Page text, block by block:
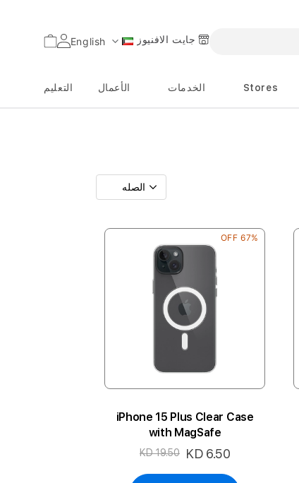
اللغة English جايت الافنيوز السلة
Stores الخدمات الأعمال التعليم
67% OFF
iPhone 15 Plus Clear Case
with MagSafe
السعر
KD 6.50
KD 19.50